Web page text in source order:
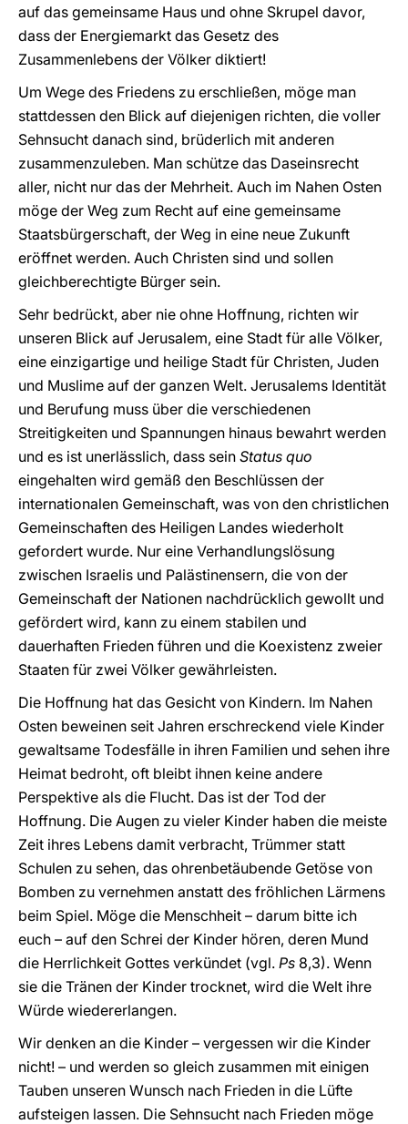
auf das gemeinsame Haus und ohne Skrupel davor,
dass der Energiemarkt das Gesetz des
Zusammenlebens der Völker diktiert!
Um Wege des Friedens zu erschließen, möge man
stattdessen den Blick auf diejenigen richten, die voller
Sehnsucht danach sind, brüderlich mit anderen
zusammenzuleben. Man schütze das Daseinsrecht
aller, nicht nur das der Mehrheit. Auch im Nahen Osten
möge der Weg zum Recht auf eine gemeinsame
Staatsbürgerschaft, der Weg in eine neue Zukunft
eröffnet werden. Auch Christen sind und sollen
gleichberechtigte Bürger sein.
Sehr bedrückt, aber nie ohne Hoffnung, richten wir
unseren Blick auf Jerusalem, eine Stadt für alle Völker,
eine einzigartige und heilige Stadt für Christen, Juden
und Muslime auf der ganzen Welt. Jerusalems Identität
und Berufung muss über die verschiedenen
Streitigkeiten und Spannungen hinaus bewahrt werden
und es ist unerlässlich, dass sein Status quo
eingehalten wird gemäß den Beschlüssen der
internationalen Gemeinschaft, was von den christlichen
Gemeinschaften des Heiligen Landes wiederholt
gefordert wurde. Nur eine Verhandlungslösung
zwischen Israelis und Palästinensern, die von der
Gemeinschaft der Nationen nachdrücklich gewollt und
gefördert wird, kann zu einem stabilen und
dauerhaften Frieden führen und die Koexistenz zweier
Staaten für zwei Völker gewährleisten.
Die Hoffnung hat das Gesicht von Kindern. Im Nahen
Osten beweinen seit Jahren erschreckend viele Kinder
gewaltsame Todesfälle in ihren Familien und sehen ihre
Heimat bedroht, oft bleibt ihnen keine andere
Perspektive als die Flucht. Das ist der Tod der
Hoffnung. Die Augen zu vieler Kinder haben die meiste
Zeit ihres Lebens damit verbracht, Trümmer statt
Schulen zu sehen, das ohrenbetäubende Getöse von
Bomben zu vernehmen anstatt des fröhlichen Lärmens
beim Spiel. Möge die Menschheit – darum bitte ich
euch – auf den Schrei der Kinder hören, deren Mund
die Herrlichkeit Gottes verkündet (vgl. Ps 8,3). Wenn
sie die Tränen der Kinder trocknet, wird die Welt ihre
Würde wiedererlangen.
Wir denken an die Kinder – vergessen wir die Kinder
nicht! – und werden so gleich zusammen mit einigen
Tauben unseren Wunsch nach Frieden in die Lüfte
aufsteigen lassen. Die Sehnsucht nach Frieden möge